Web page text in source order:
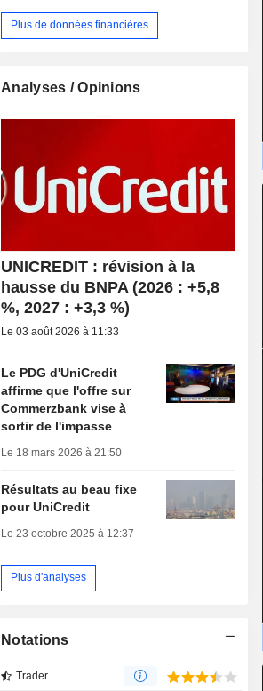
Plus de données financières
Analyses / Opinions
UNICREDIT : révision à la
hausse du BNPA (2026 : +5,8
%, 2027 : +3,3 %)
Le 03 août 2026 à 11:33
Le PDG d'UniCredit
affirme que l'offre sur
Commerzbank vise à
sortir de l'impasse
Le 18 mars 2026 à 21:50
Résultats au beau fixe
pour UniCredit
Le 23 octobre 2025 à 12:37
Plus d'analyses
Notations
Trader